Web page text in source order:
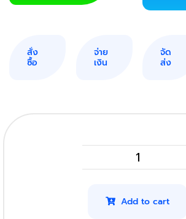
สั่ง
ซื้อ
จ่าย
เงิน
จัด
ส่ง
Pantum
211EV
Add to cart